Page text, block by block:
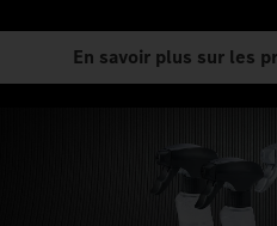
En savoir plus sur les